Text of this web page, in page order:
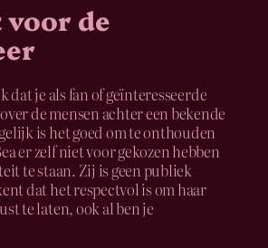
voor de
dat je als fan of geïnteresseerde
de mensen achter een bekende
is het goed om te onthouden
er zelf niet voor gekozen hebben
te staan. Zij is geen publiek
dat het respectvol is om haar
te laten, ook al ben je